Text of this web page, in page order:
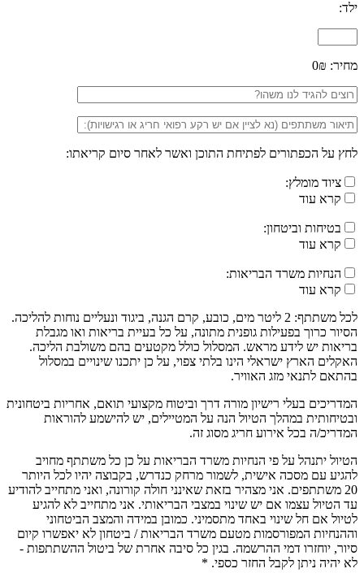
ילד:
מחיר: 0₪
לחץ על הכפתורים לפתיחת התוכן ואשר לאחר סיום קריאתו:
ציוד מומלץ:
קרא עוד
בטיחות וביטחון:
קרא עוד
הנחיות משרד הבריאות:
קרא עוד
לכל משתתף: 2 ליטר מים, כובע, קרם הגנה, ביגוד ונעליים נוחות להליכה.
הסיור כרוך בפעילות גופנית מתונה, על כל בעיית בריאות ואו מגבלת
בריאות יש לידע מראש. המסלול כולל מקטעים בהם משולבת הליכה.
האקלים הארץ ישראלי הינו בלתי צפוי, על כן יתכנו שינויים במסלול
בהתאם לתנאי מזג האוויר.
המדריכים בעלי רישיון מורה דרך וביטוח מקצועי תואם, אחריות ביטחונית
ובטיחותית במהלך הטיול הנה על המטיילים, יש להישמע להוראות
המדריכ/ה בכל אירוע חריג מסוג זה.
הטיול יתנהל על פי הנחיות משרד הבריאות על כן כל משתתף מחויב
להגיע עם מסכה אישית, לשמור מרחק כנדרש, בקבוצה יהיו לכל היותר
20 משתתפים. אני מצהיר בזאת שאינני חולה קורונה, ואני מתחייב להודיע
עד הטיול עצמו אם יש שינוי במצבי הבריאותי. אני מתחייב לא להגיע
לטיול אם חל שינוי באחד מתסמיני. כמובן במידה והמצב הביטחוני
וההנחיות המפורסמות מטעם משרד הבריאות / ביטחון לא יאפשרו קיום
סיור, יוחזרו דמי ההרשמה. בגין כל סיבה אחרת של ביטול ההשתתפות -
לא יהיה ניתן לקבל החזר כספי. *